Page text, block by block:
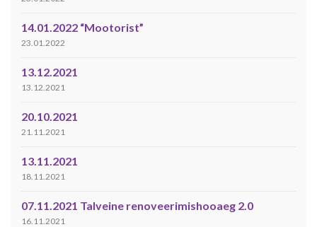
14.01.2022 “Mootorist”
23.01.2022
13.12.2021
13.12.2021
20.10.2021
21.11.2021
13.11.2021
18.11.2021
07.11.2021 Talveine renoveerimishooaeg 2.0
16.11.2021